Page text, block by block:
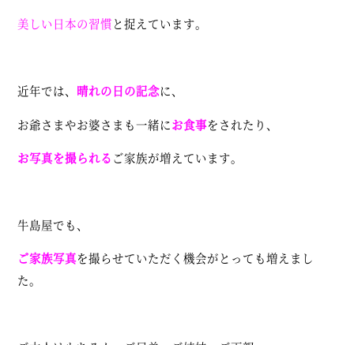
美しい日本の習慣と捉えています。
近年では、 晴れの日の記念に、
お爺さまやお婆さまも一緒にお食事をされたり、
お写真を撮られるご家族が増えています。
牛島屋でも、
ご家族写真を撮らせていただく機会がとっても増えまし
た。